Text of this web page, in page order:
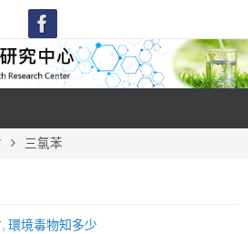
三氯苯
, 環境毒物知多少